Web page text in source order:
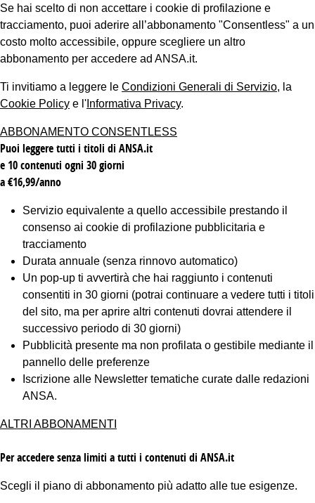
Se hai scelto di non accettare i cookie di profilazione e
tracciamento, puoi aderire all’abbonamento "Consentless" a un
costo molto accessibile, oppure scegliere un altro
abbonamento per accedere ad ANSA.it.
Ti invitiamo a leggere le Condizioni Generali di Servizio, la
Cookie Policy e l' Informativa Privacy.
ABBONAMENTO CONSENTLESS
Puoi leggere tutti i titoli di ANSA.it
e 10 contenuti ogni 30 giorni
a €16,99/anno
Servizio equivalente a quello accessibile prestando il
consenso ai cookie di profilazione pubblicitaria e
tracciamento
Durata annuale (senza rinnovo automatico)
Un pop-up ti avvertirà che hai raggiunto i contenuti
consentiti in 30 giorni (potrai continuare a vedere tutti i titoli
del sito, ma per aprire altri contenuti dovrai attendere il
successivo periodo di 30 giorni)
Pubblicità presente ma non profilata o gestibile mediante il
pannello delle preferenze
Iscrizione alle Newsletter tematiche curate dalle redazioni
ANSA.
ALTRI ABBONAMENTI
Per accedere senza limiti a tutti i contenuti di ANSA.it
Scegli il piano di abbonamento più adatto alle tue esigenze.